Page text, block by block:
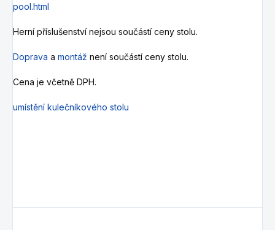
pool.html
Herní příslušenství nejsou součástí ceny stolu.
Doprava a montáž není součástí ceny stolu.
Cena je včetně DPH.
umístění kulečníkového stolu